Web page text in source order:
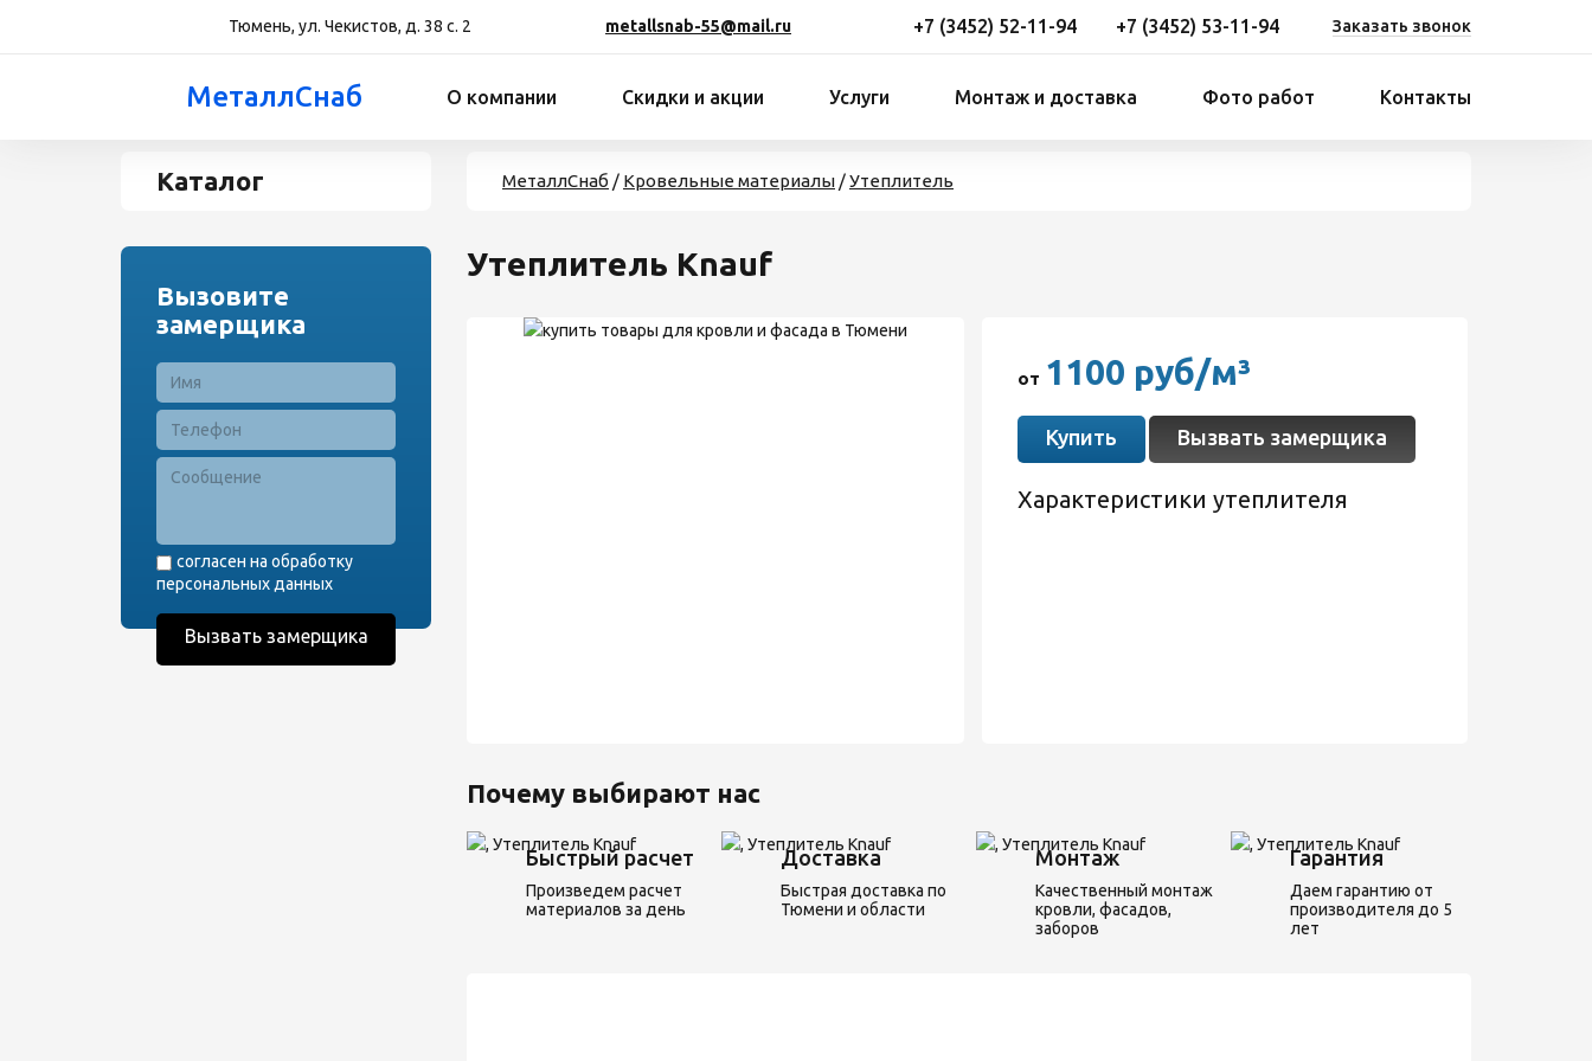
Тюмень, ул. Чекистов, д. 38 с. 2 metallsnab-55@mail.ru +7 (3452) 52-11-94 +7 (3452) 53-11-94 Заказать звонок
МеталлСнаб О компании Скидки и акции Услуги Монтаж и доставка Фото работ Контакты
МеталлСнаб / Кровельные материалы /Утеплитель
Утеплитель Knauf
от 1100 руб/м³
Купить Вызвать замерщика
Характеристики утеплителя
Почему выбирают нас
Быстрый расчет
Произведем расчет
материалов за день
Доставка
Быстрая доставка по
Тюмени и области
Монтаж
Качественный монтаж
кровли, фасадов,
заборов
Гарантия
Даем гарантию от
производителя до 5
лет
Каталог
Вызовите
замерщика
согласен на обработку
персональных данных